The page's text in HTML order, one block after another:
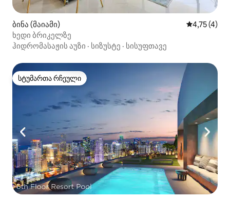
ბინა (მაიამი) საშუალო
4,75 (4)
ხედი ბრიკელზე
ჰიდრომასაჟის აუზი · სიზუსტე · სისუფთავე
სტუმართა რჩეული
სტუმართა რჩეული